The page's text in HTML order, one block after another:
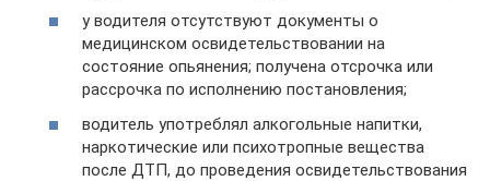
у водителя отсутствуют документы о
медицинском освидетельствовании на
состояние опьянения; получена отсрочка или
рассрочка по исполнению постановления;
водитель употреблял алкогольные напитки,
наркотические или психотропные вещества
после ДТП, до проведения освидетельствования